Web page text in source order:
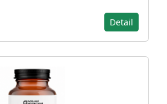
Detail